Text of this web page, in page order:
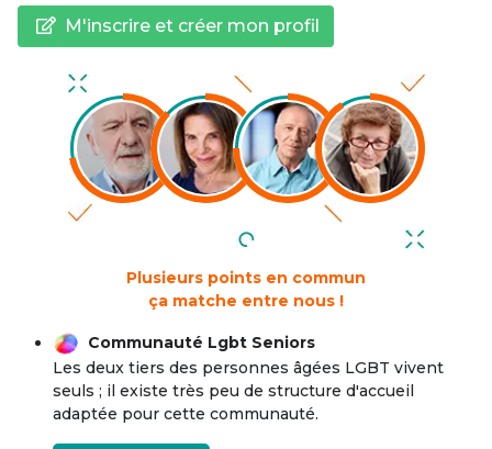
M'inscrire et créer mon profil
Plusieurs points en commun
ça matche entre nous !
Communauté Lgbt Seniors
Les deux tiers des personnes âgées LGBT vivent
seuls ; il existe très peu de structure d'accueil
adaptée pour cette communauté.